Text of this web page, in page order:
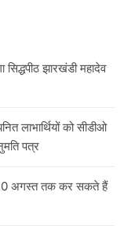
झारखंडी महादेव
लाभार्थियों को सीडीओ
पत्र
10 अगस्त तक कर सकते हैं